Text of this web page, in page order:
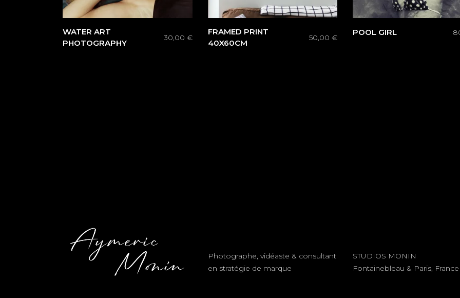
WATER ART
PHOTOGRAPHY
30,00 €
FRAMED PRINT
40X60CM
50,00 €
POOL GIRL
Photographe, vidéaste & consultant
en stratégie de marque
STUDIOS MONIN
Fontainebleau & Paris, France